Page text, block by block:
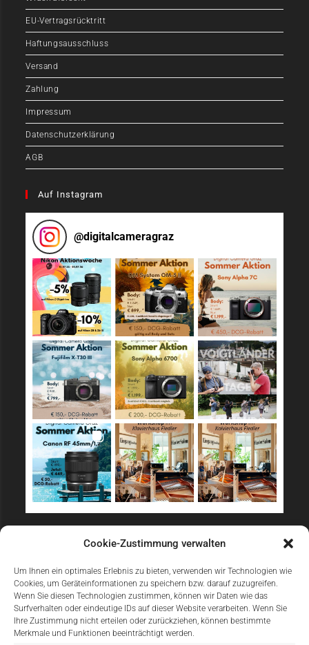
Cookie-Zustimmung verwalten
Um Ihnen ein optimales Erlebnis zu bieten, verwenden wir Technologien wie
Cookies, um Geräteinformationen zu speichern bzw. darauf zuzugreifen.
Wenn Sie diesen Technologien zustimmen, können wir Daten wie das
Surfverhalten oder eindeutige IDs auf dieser Website verarbeiten. Wenn Sie
Ihre Zustimmung nicht erteilen oder zurückziehen, können bestimmte
Merkmale und Funktionen beeinträchtigt werden.
EU-Vertragsrücktritt
Haftungsausschluss
Versand
Zahlung
Impressum
Datenschutzerklärung
AGB
Auf Instagram
@digitalcameragraz
Sicher Einkaufen